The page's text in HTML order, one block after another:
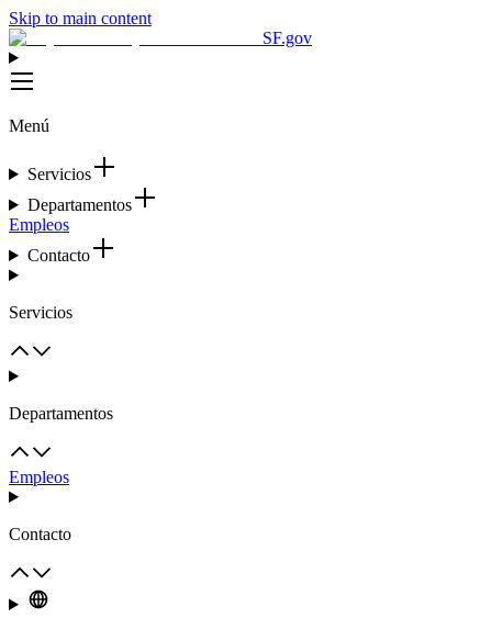
Skip to main content
SF.gov
Menú
Servicios
Departamentos
Empleos
Contacto
Servicios
Departamentos
Empleos
Contacto